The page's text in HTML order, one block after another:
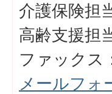
介護保険担
高齢支援担
ファックス
メールフォ